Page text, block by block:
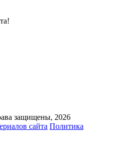
защищены, 2026
сайта Политика